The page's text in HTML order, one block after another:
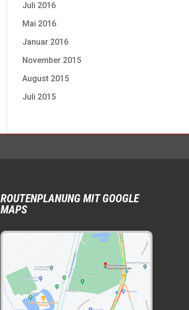
Juli 2016
Mai 2016
Januar 2016
November 2015
August 2015
Juli 2015
ROUTENPLANUNG MIT GOOGLE
MAPS